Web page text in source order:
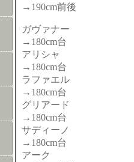
→190cm前後
ガヴァナー
→180cm台
アリシャ
→180cm台
ラファエル
→180cm台
グリアード
→180cm台
サディーノ
→180cm台
アーク